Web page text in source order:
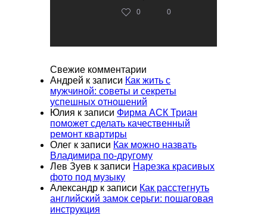
0 0
Свежие комментарии
Андрей к записи Как жить с
мужчиной: советы и секреты
успешных отношений
Юлия к записи Фирма АСК Триан
поможет сделать качественный
ремонт квартиры
Олег к записи Как можно назвать
Владимира по-другому
Лев Зуев к записи Нарезка красивых
фото под музыку
Александр к записи Как расстегнуть
английский замок серьги: пошаговая
инструкция